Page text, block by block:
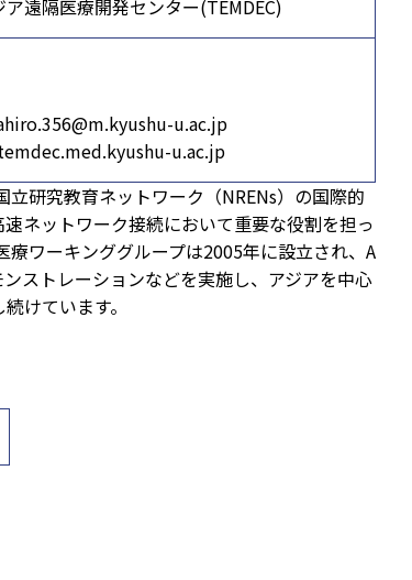
遠隔医療開発センター(TEMDEC)
u.ac.jp
u.ac.jp
研究教育ネットワーク（NRENs）の国際的
ネットワーク接続において重要な役割を担っ
療ワーキンググループは2005年に設立され、A
ストレーションなどを実施し、アジアを中心
けています。